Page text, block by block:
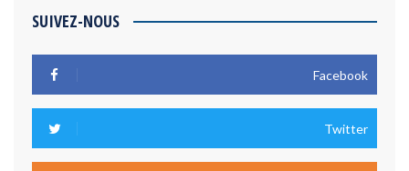
SUIVEZ-NOUS
Facebook
Twitter